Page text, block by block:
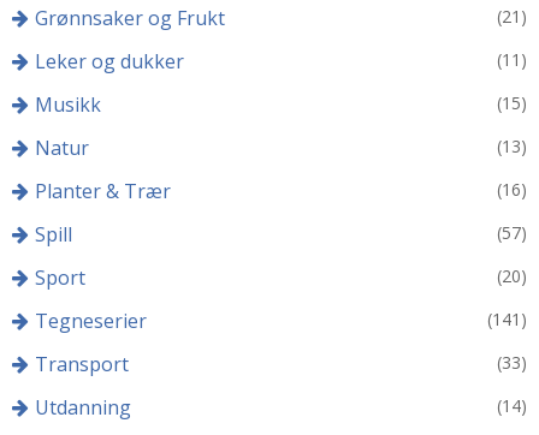
Grønnsaker og Frukt (21)
Leker og dukker (11)
Musikk (15)
Natur (13)
Planter & Trær (16)
Spill (57)
Sport (20)
Tegneserier (141)
Transport (33)
Utdanning (14)